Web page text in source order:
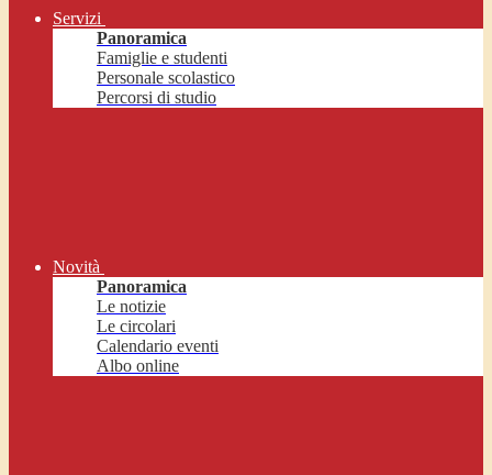
Servizi
Panoramica
Famiglie e studenti
Personale scolastico
Percorsi di studio
Novità
Panoramica
Le notizie
Le circolari
Calendario eventi
Albo online